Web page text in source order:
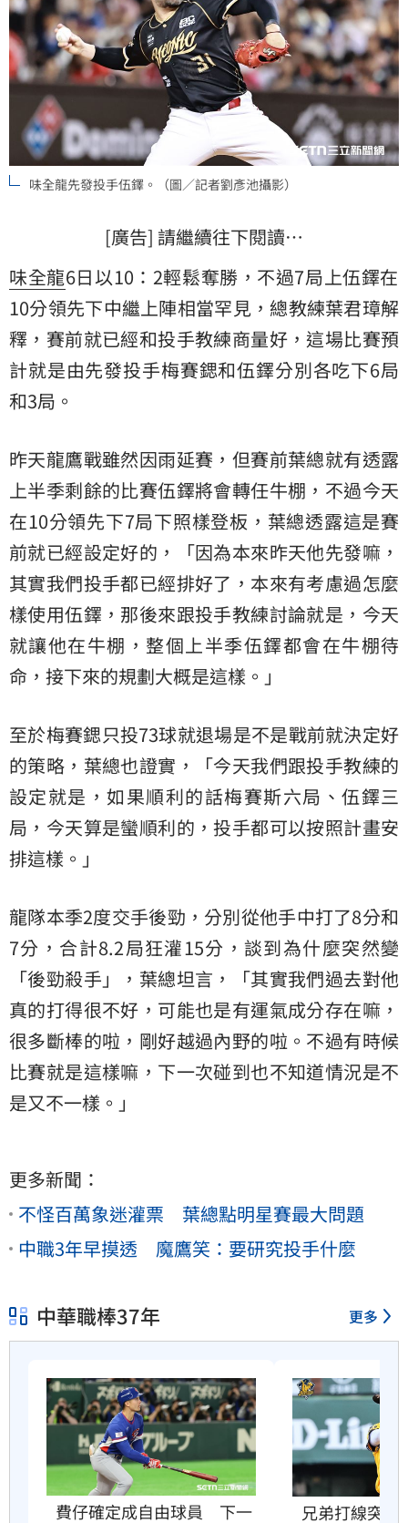
味全龍先發投手伍鐸。（圖／記者劉彥池攝影）
[廣告] 請繼續往下閱讀…
味全龍6日以10：2輕鬆奪勝，不過7局上伍鐸在
10分領先下中繼上陣相當罕見，總教練葉君璋解
釋，賽前就已經和投手教練商量好，這場比賽預
計就是由先發投手梅賽鍶和伍鐸分別各吃下6局
和3局。
昨天龍鷹戰雖然因雨延賽，但賽前葉總就有透露
上半季剩餘的比賽伍鐸將會轉任牛棚，不過今天
在10分領先下7局下照樣登板，葉總透露這是賽
前就已經設定好的，「因為本來昨天他先發嘛，
其實我們投手都已經排好了，本來有考慮過怎麼
樣使用伍鐸，那後來跟投手教練討論就是，今天
就讓他在牛棚，整個上半季伍鐸都會在牛棚待
命，接下來的規劃大概是這樣。」
至於梅賽鍶只投73球就退場是不是戰前就決定好
的策略，葉總也證實，「今天我們跟投手教練的
設定就是，如果順利的話梅賽斯六局、伍鐸三
局，今天算是蠻順利的，投手都可以按照計畫安
排這樣。」
龍隊本季2度交手後勁，分別從他手中打了8分和
7分，合計8.2局狂灌15分，談到為什麼突然變
「後勁殺手」，葉總坦言，「其實我們過去對他
真的打得很不好，可能也是有運氣成分存在嘛，
很多斷棒的啦，剛好越過內野的啦。不過有時候
比賽就是這樣嘛，下一次碰到也不知道情況是不
是又不一樣。」
更多新聞：
不怪百萬象迷灌票 葉總點明星賽最大問題
中職3年早摸透 魔鷹笑：要研究投手什麼
中華職棒37年 更多
費仔確定成自由球員　下一 兄弟打線突破